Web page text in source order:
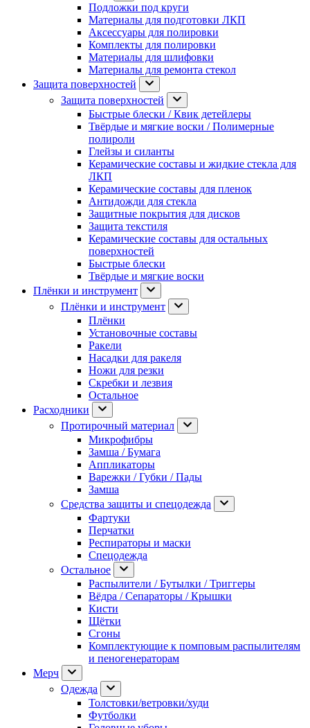
Подложки под круги
Материалы для подготовки ЛКП
Аксессуары для полировки
Комплекты для полировки
Материалы для шлифовки
Материалы для ремонта стекол
Защита поверхностей
Защита поверхностей
Быстрые блески / Квик детейлеры
Твёрдые и мягкие воски / Полимерные
полироли
Глейзы и силанты
Керамические составы и жидкие стекла для
ЛКП
Керамические составы для пленок
Антидожди для стекла
Защитные покрытия для дисков
Защита текстиля
Керамические составы для остальных
поверхностей
Быстрые блески
Твёрдые и мягкие воски
Плёнки и инструмент
Плёнки и инструмент
Плёнки
Установочные составы
Ракели
Насадки для ракеля
Ножи для резки
Скребки и лезвия
Остальное
Расходники
Протирочный материал
Микрофибры
Замша / Бумага
Аппликаторы
Варежки / Губки / Пады
Замша
Средства защиты и спецодежда
Фартуки
Перчатки
Респираторы и маски
Спецодежда
Остальное
Распылители / Бутылки / Триггеры
Вёдра / Сепараторы / Крышки
Кисти
Щётки
Сгоны
Комплектующие к помповым распылителям
и пеногенераторам
Мерч
Одежда
Толстовки/ветровки/худи
Футболки